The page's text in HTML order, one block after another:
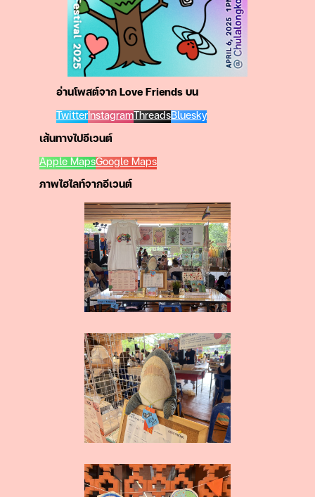
อ่านโพสต์จาก Love Friends บน
Twitter Instagram ThreadsBluesky
เส้นทางไปอีเวนต์
Apple MapsGoogle Maps
ภาพไฮไลท์จากอีเวนต์